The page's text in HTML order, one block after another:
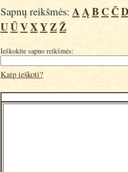
Sapnų reikšmės: AĄBCČD
UŪVXYZŽ
Ieškokite sapno reikšmės:
Kaip ieškoti?